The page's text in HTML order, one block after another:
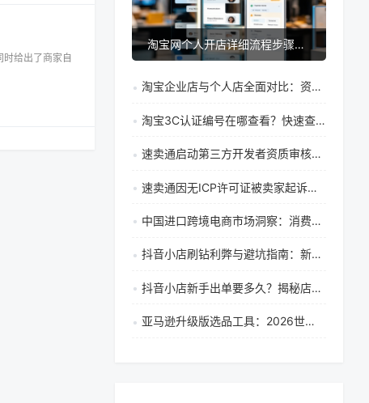
给出了商家自
淘宝网个人开店详细流程步骤指南（附保证金类型说明）
淘宝企业店与个人店全面对比：资质、功能、税务差异详解
淘宝3C认证编号在哪查看？快速查询与真伪验证指南
速卖通启动第三方开发者资质审核：保障应用安全与合规的新举措
速卖通因无ICP许可证被卖家起诉获赔，跨境电商合规警示
中国进口跨境电商市场洞察：消费者网购行为、需求趋势与市场战略分析
抖音小店刷钻利弊与避坑指南：新店运营合规策略解析
抖音小店新手出单要多久？揭秘店铺从0到1的机会、挑战与运营策略
亚马逊升级版选品工具：2026世界杯选品全攻略，解锁爆款商机